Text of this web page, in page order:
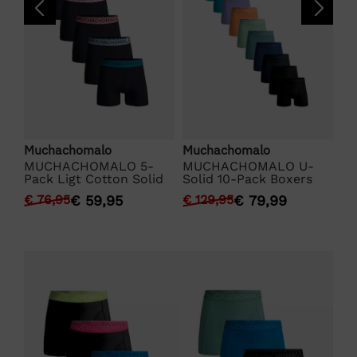
Muchachomalo
MUCHACHOMALO 5-
Pack Ligt Cotton Solid
€76,95€ 59,95
Muchachomalo
MUCHACHOMALO U-
Solid 10-Pack Boxers
€129,95€ 79,99